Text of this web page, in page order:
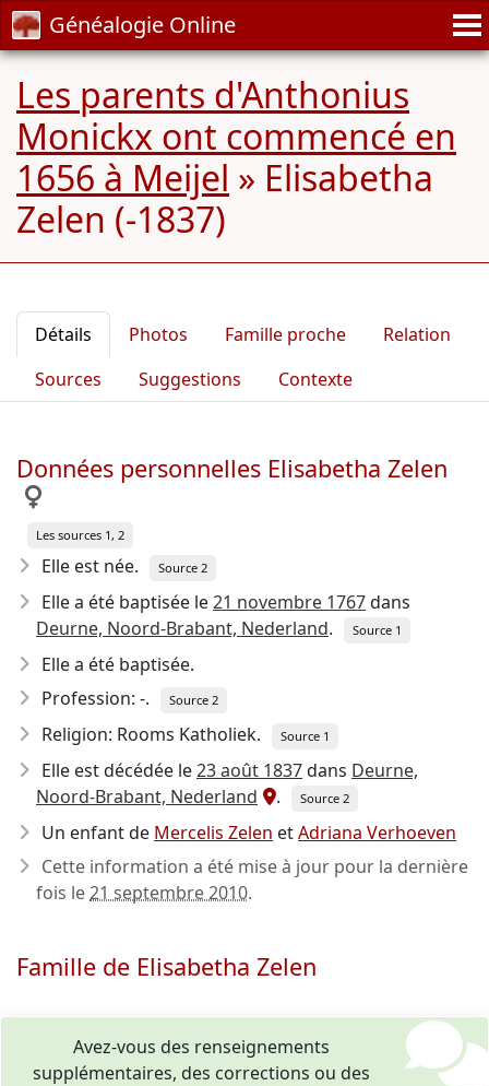
Généalogie Online
Les parents d'Anthonius
Monickx ont commencé en
1656 à Meijel » Elisabetha
Zelen (-1837)
Détails Photos Famille proche
Relation
Sources
Suggestions Contexte
Données personnelles Elisabetha Zelen
Les sources 1, 2
Elle est née. Source 2
Elle a été baptisée le21 novembre 1767dans
Deurne, Noord-Brabant, Nederland. Source 1
Elle a été baptisée.
Profession: -.
Source 2
Religion: Rooms Katholiek. Source 1
Elle est décédée le23 août 1837dans Deurne,
Noord-Brabant, Nederland
. Source 2
Un enfant de Mercelis Zelen etAdriana Verhoeven
Cette information a été mise à jour pour la dernière
fois le21 septembre 2010.
Famille de Elisabetha Zelen
Avez-vous des renseignements
supplémentaires, des corrections ou des